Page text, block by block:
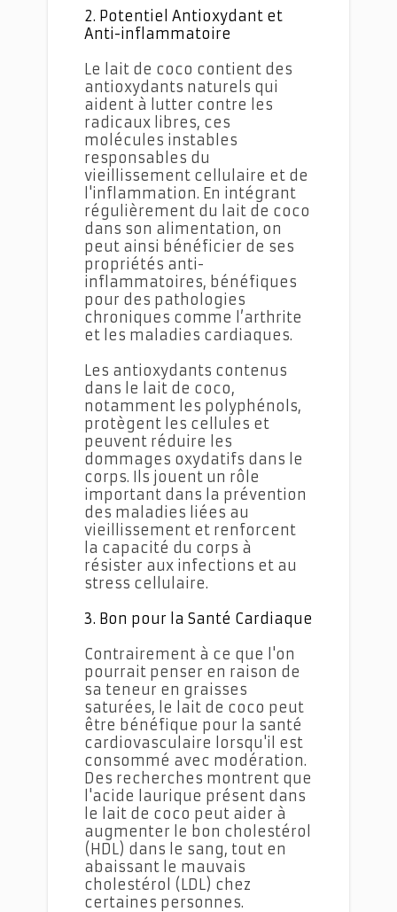
2. Potentiel Antioxydant et
Anti-inflammatoire
Le lait de coco contient des
antioxydants naturels qui
aident à lutter contre les
radicaux libres, ces
molécules instables
responsables du
vieillissement cellulaire et de
l'inflammation. En intégrant
régulièrement du lait de coco
dans son alimentation, on
peut ainsi bénéficier de ses
propriétés anti-
inflammatoires, bénéfiques
pour des pathologies
chroniques comme l’arthrite
et les maladies cardiaques.
Les antioxydants contenus
dans le lait de coco,
notamment les polyphénols,
protègent les cellules et
peuvent réduire les
dommages oxydatifs dans le
corps. Ils jouent un rôle
important dans la prévention
des maladies liées au
vieillissement et renforcent
la capacité du corps à
résister aux infections et au
stress cellulaire.
3. Bon pour la Santé Cardiaque
Contrairement à ce que l'on
pourrait penser en raison de
sa teneur en graisses
saturées, le lait de coco peut
être bénéfique pour la santé
cardiovasculaire lorsqu'il est
consommé avec modération.
Des recherches montrent que
l'acide laurique présent dans
le lait de coco peut aider à
augmenter le bon cholestérol
(HDL) dans le sang, tout en
abaissant le mauvais
cholestérol (LDL) chez
certaines personnes.